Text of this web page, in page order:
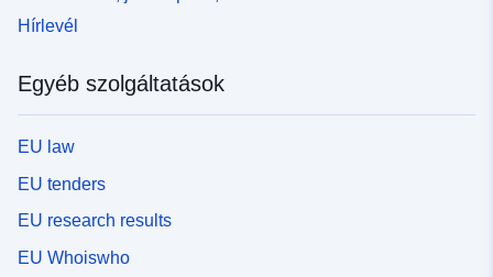
Hírlevél
Egyéb szolgáltatások
EU law
EU tenders
EU research results
EU Whoiswho